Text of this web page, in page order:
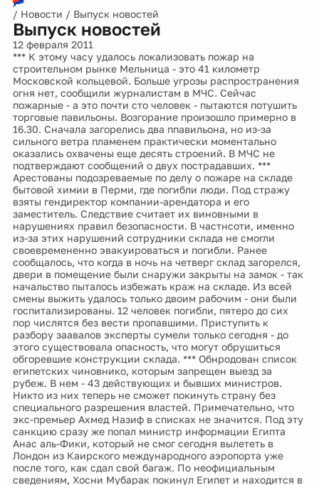
/ Новости / Выпуск новостей
Выпуск новостей
12 февраля 2011
*** К этому часу удалось локализовать пожар на
строительном рынке Мельница - это 41 километр
Московской кольцевой. Больше угрозы распространения
огня нет, сообщили журналистам в МЧС. Сейчас
пожарные - а это почти сто человек - пытаются потушить
торговые павильоны. Возгорание произошло примерно в
16.30. Сначала загорелись два ппавильона, но из-за
сильного ветра пламенем практически моментально
оказались охвачены еще десять строений. В МЧС не
подтверждают сообщений о двух пострадавших. ***
Арестованы подозреваемые по делу о пожаре на складе
бытовой химии в Перми, где погибли люди. Под стражу
взяты гендиректор компании-арендатора и его
заместитель. Следствие считает их виновными в
нарушениях правил безопасности. В частнсоти, именно
из-за этих нарушений сотрудники склада не смогли
своевремененно эвакуироваться и погибли. Ранее
сообщалось, что когда в ночь на четверг склад загорелся,
двери в помещение были снаружи закрыты на замок - так
начальство пыталось избежать краж на складе. Из всей
смены выжить удалось только двоим рабочим - они были
госпитализированы. 12 человек погибли, пятеро до сих
пор числятся без вести пропавшими. Приступить к
разбору заавалов эксперты сумели только сегодня - до
этого существовала опасность, что могут обрушиться
обгоревшие конструкции склада. *** Обнродован список
египетских чиновнико, которым запрещен выезд за
рубеж. В нем - 43 действующих и бывших министров.
Никто из них теперь не сможет покинуть страну без
специального разрешения властей. Примечательно, что
экс-премьер Ахмед Назиф в списках не значится. Под эту
санкцию сразу же попал министр информации Египта
Анас аль-Фики, который не смог сегодня вылететь в
Лондон из Каирского международного аэропорта уже
после того, как сдал свой багаж. По неофициальным
сведениям, Хосни Мубарак покинул Египет и находится в